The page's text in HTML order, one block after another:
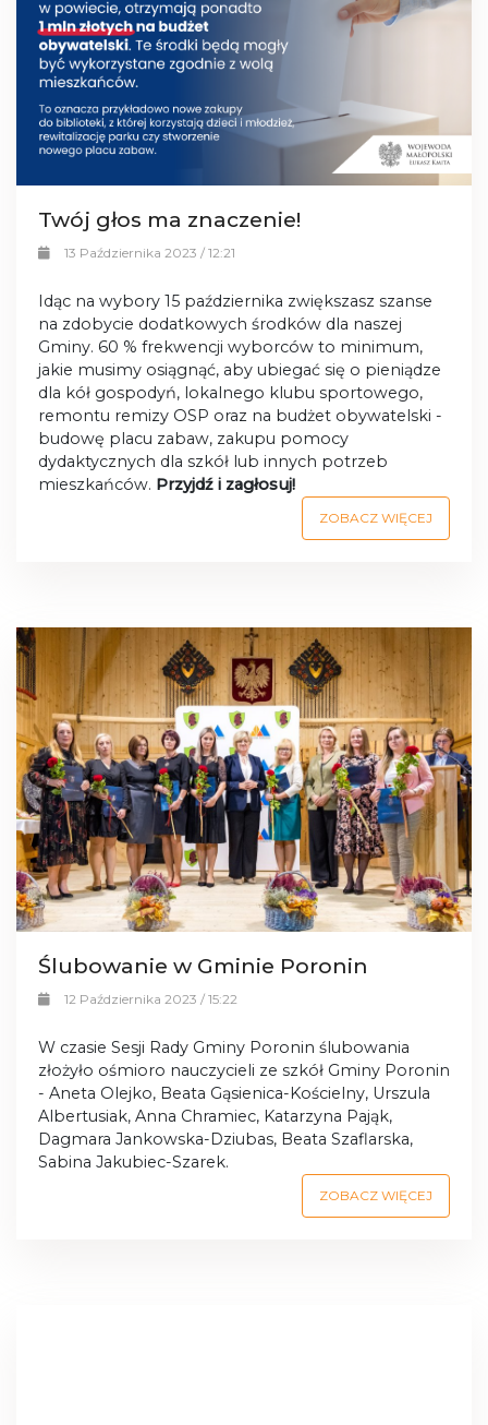
Twój głos ma znaczenie!
13 Października 2023 / 12:21
Idąc na wybory 15 października zwiększasz szanse
na zdobycie dodatkowych środków dla naszej
Gminy. 60 % frekwencji wyborców to minimum,
jakie musimy osiągnąć, aby ubiegać się o pieniądze
dla kół gospodyń, lokalnego klubu sportowego,
remontu remizy OSP oraz na budżet obywatelski -
budowę placu zabaw, zakupu pomocy
dydaktycznych dla szkół lub innych potrzeb
mieszkańców. Przyjdź i zagłosuj!
ZOBACZ WIĘCEJ
Ślubowanie w Gminie Poronin
12 Października 2023 / 15:22
W czasie Sesji Rady Gminy Poronin ślubowania
złożyło ośmioro nauczycieli ze szkół Gminy Poronin
- Aneta Olejko, Beata Gąsienica-Kościelny, Urszula
Albertusiak, Anna Chramiec, Katarzyna Pająk,
Dagmara Jankowska-Dziubas, Beata Szaflarska,
Sabina Jakubiec-Szarek.
ZOBACZ WIĘCEJ